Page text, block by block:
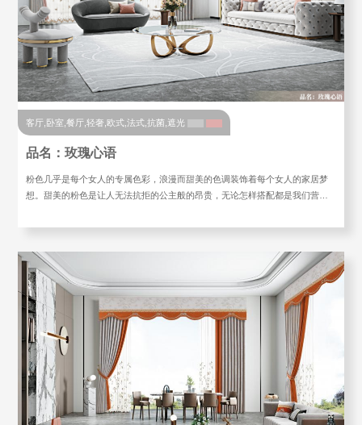
客厅,卧室,餐厅,轻奢,欧式,法式,抗菌,遮光
品名：玫瑰心语
粉色几乎是每个女人的专属色彩，浪漫而甜美的色调装饰着每个女人的家居梦
想。甜美的粉色是让人无法抗拒的公主般的昂贵，无论怎样搭配都是我们营…